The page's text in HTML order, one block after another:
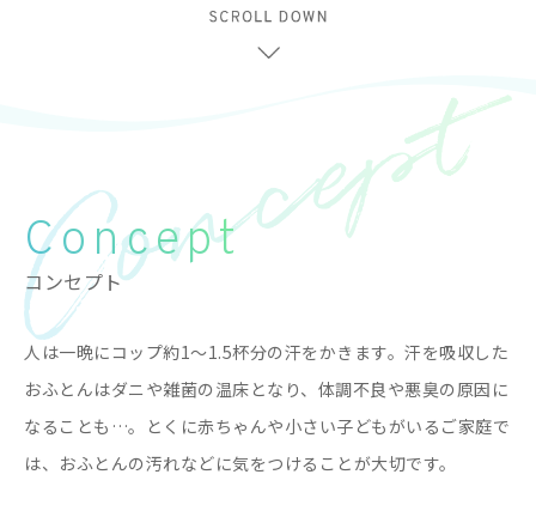
Concept
コンセプト
人は一晩にコップ約1～1.5杯分の汗をかきます。汗を吸収した
おふとんはダニや雑菌の温床となり、体調不良や悪臭の原因に
なることも…。とくに赤ちゃんや小さい子どもがいるご家庭で
は、おふとんの汚れなどに気をつけることが大切です。